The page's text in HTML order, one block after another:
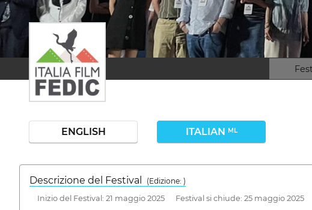
ENGLISH ITALIAN ML
Descrizione del Festival
( Edizione: )
Inizio del Festival: 21 maggio 2025 Festival si chiude: 25 maggio 2025